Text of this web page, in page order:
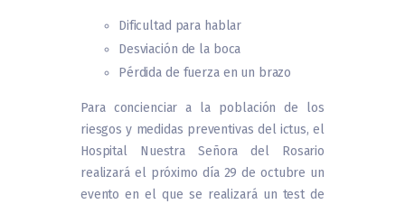
Dificultad para hablar
Desviación de la boca
Pérdida de fuerza en un brazo
Para concienciar a la población de los
riesgos y medidas preventivas del ictus, el
Hospital Nuestra Señora del Rosario
realizará el próximo día 29 de octubre un
evento en el que se realizará un test de